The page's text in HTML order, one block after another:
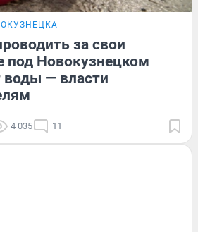
за свои
под Новокузнецком
воды — власти
4 035 11